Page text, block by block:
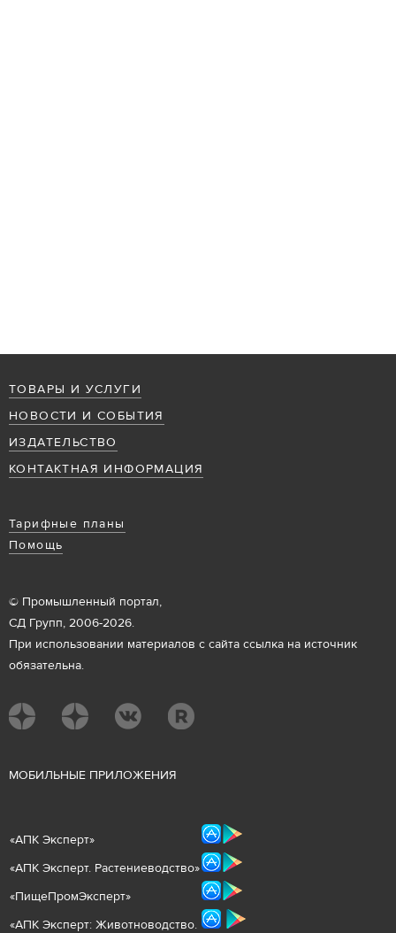
ТОВАРЫ И УСЛУГИ
НОВОСТИ И СОБЫТИЯ
ИЗДАТЕЛЬСТВО
КОНТАКТНАЯ ИНФОРМАЦИЯ
Тарифные планы
Помощь
© Промышленный портал,
СД Групп, 2006-2026.
При использовании материалов с сайта ссылка на источник
обязательна.
МОБИЛЬНЫЕ ПРИЛОЖЕНИЯ
«АПК Эксперт»
«АПК Эксперт. Растениеводство»
«ПищеПромЭксперт»
«АПК Эксперт: Животноводство.